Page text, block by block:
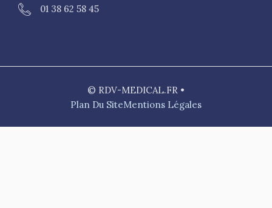
01 38 62 58 45
© RDV-MEDICAL.FR •
Plan Du SiteMentions Légales